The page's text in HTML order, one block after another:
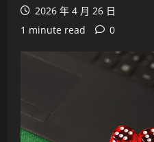
2026 年 4 月 26 日
1 minute read
0